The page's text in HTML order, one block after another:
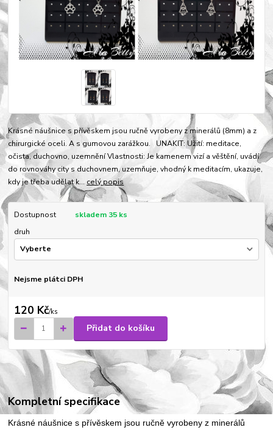
Krásné náušnice s přívěskem jsou ručně vyrobeny z minerálů (8mm) a z
chirurgické oceli. A s gumovou zarážkou. UNAKIT: Užití: meditace,
očista, duchovno, uzemnění Vlastnosti: Je kamenem vizí a věštění, uvádí
do rovnováhy city s duchovnem, uzemňuje, vhodný k meditacím, ukazuje,
kdy je třeba udělat k... celý popis
Dostupnost
skladem 35 ks
druh
Nejsme plátci DPH
120 Kč/ks
Přidat do košíku
Kompletní specifikace
Krásné náušnice s přívěskem jsou ručně vyrobeny z minerálů